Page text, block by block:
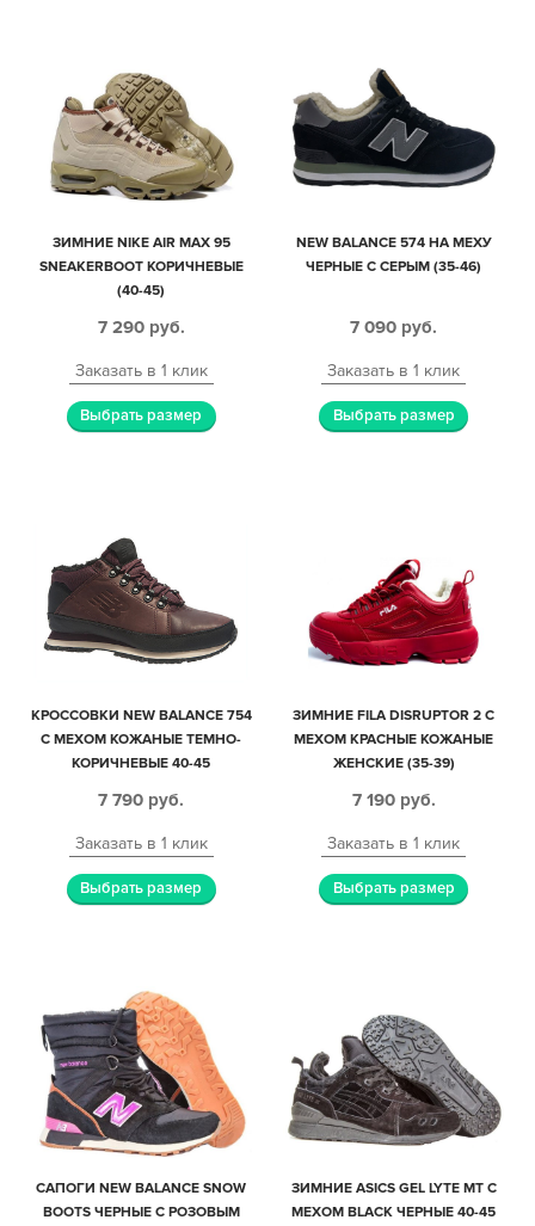
ЗИМНИЕ NIKE AIR MAX 95
SNEAKERBOOT КОРИЧНЕВЫЕ
(40-45)
7 290 руб.
Заказать в 1 клик
Выбрать размер
NEW BALANCE 574 НА МЕХУ
ЧЕРНЫЕ С СЕРЫМ (35-46)
7 090 руб.
Заказать в 1 клик
Выбрать размер
КРОССОВКИ NEW BALANCE 754
С МЕХОМ КОЖАНЫЕ ТЕМНО-
КОРИЧНЕВЫЕ 40-45
7 790 руб.
Заказать в 1 клик
Выбрать размер
ЗИМНИЕ FILA DISRUPTOR 2 С
МЕХОМ КРАСНЫЕ КОЖАНЫЕ
ЖЕНСКИЕ (35-39)
7 190 руб.
Заказать в 1 клик
Выбрать размер
САПОГИ NEW BALANCE SNOW
BOOTS ЧЕРНЫЕ С РОЗОВЫМ
ЗИМНИЕ ASICS GEL LYTE MT С
МЕХОМ BLACK ЧЕРНЫЕ 40-45